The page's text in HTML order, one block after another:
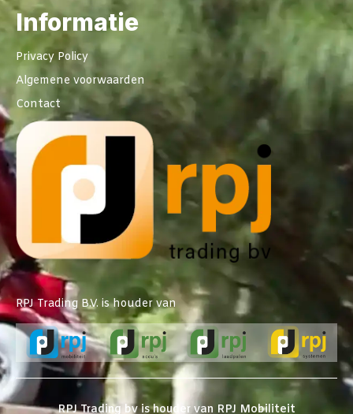
RPJ Trading B.V. is houder van
Informatie
Privacy Policy
Algemene voorwaarden
Contact
RPJ Trading bv is houder van RPJ Mobiliteit